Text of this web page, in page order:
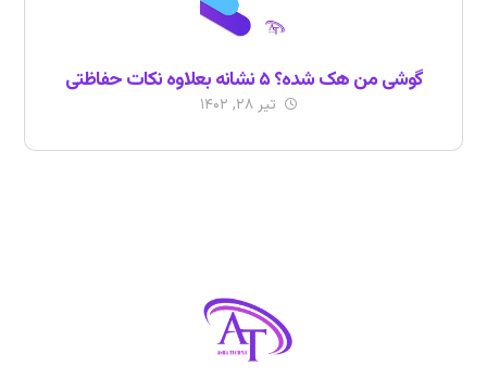
گوشی من هک شده؟ ۵ نشانه بعلاوه نکات حفاظتی
تیر ۲۸, ۱۴۰۲